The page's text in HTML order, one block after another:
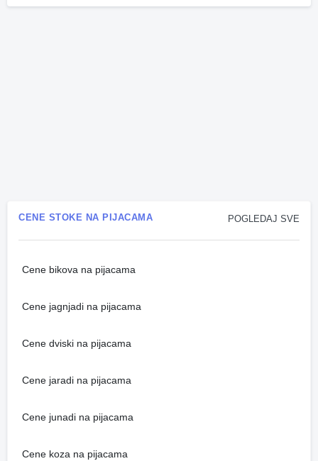
POGLEDAJ SVE
CENE STOKE NA PIJACAMA
Cene bikova na pijacama
Cene jagnjadi na pijacama
Cene dviski na pijacama
Cene jaradi na pijacama
Cene junadi na pijacama
Cene koza na pijacama